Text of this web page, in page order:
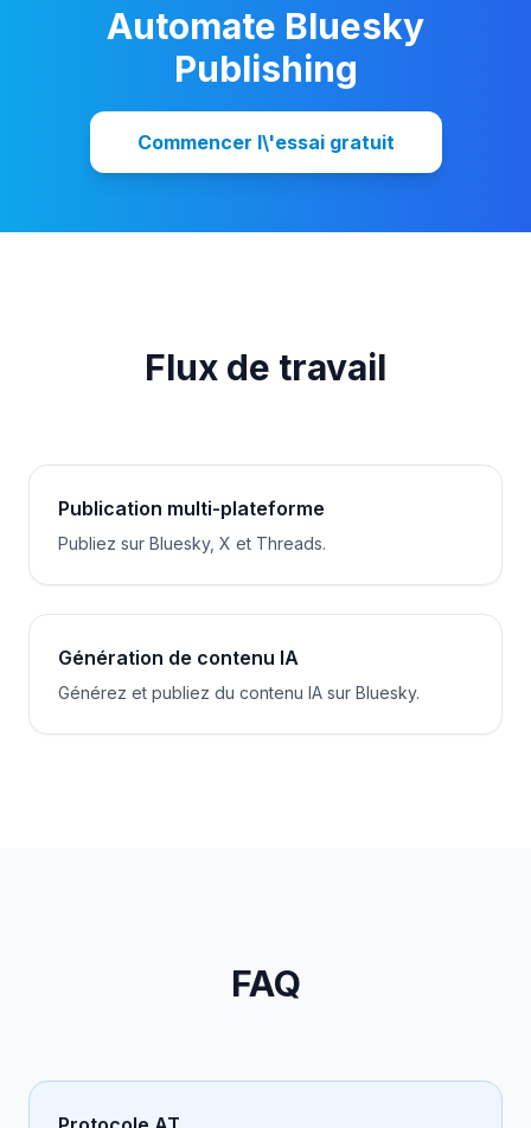
Automate Bluesky
Publishing
Commencer l\'essai gratuit
Flux de travail
Publication multi-plateforme
Publiez sur Bluesky, X et Threads.
Génération de contenu IA
Générez et publiez du contenu IA sur Bluesky.
FAQ